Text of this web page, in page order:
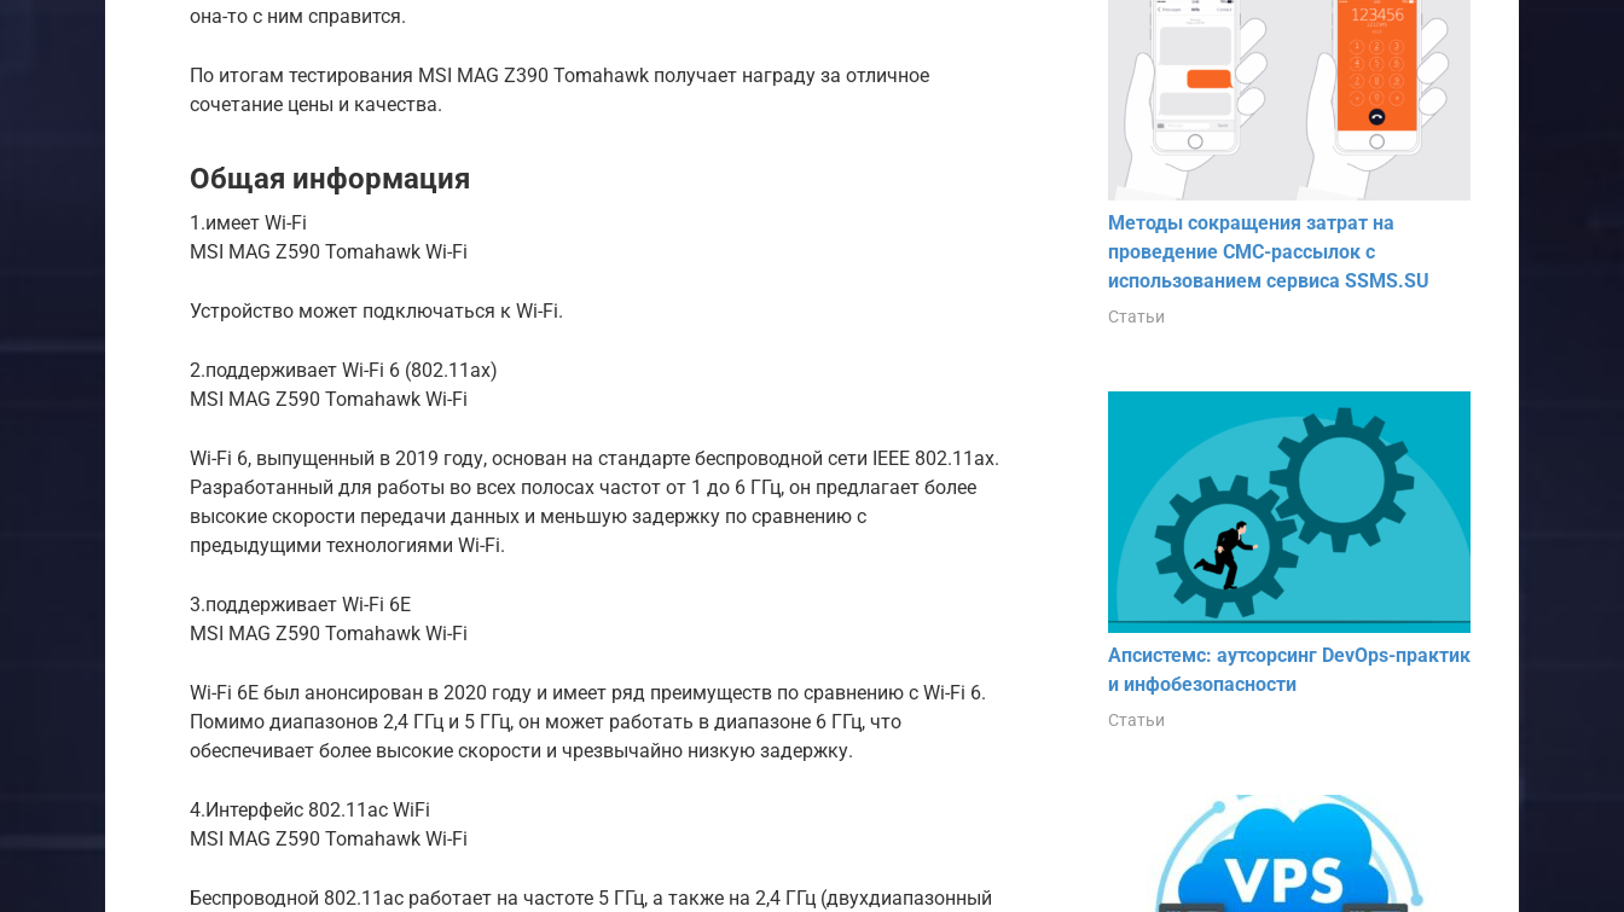
она-то с ним справится.
По итогам тестирования MSI MAG Z390 Tomahawk получает награду за отличное
сочетание цены и качества.
Общая информация
1.имеет Wi-Fi
MSI MAG Z590 Tomahawk Wi-Fi
Устройство может подключаться к Wi-Fi.
2.поддерживает Wi-Fi 6 (802.11ax)
MSI MAG Z590 Tomahawk Wi-Fi
Wi-Fi 6, выпущенный в 2019 году, основан на стандарте беспроводной сети IEEE 802.11ax.
Разработанный для работы во всех полосах частот от 1 до 6 ГГц, он предлагает более
высокие скорости передачи данных и меньшую задержку по сравнению с
предыдущими технологиями Wi-Fi.
3.поддерживает Wi-Fi 6E
MSI MAG Z590 Tomahawk Wi-Fi
Wi-Fi 6E был анонсирован в 2020 году и имеет ряд преимуществ по сравнению с Wi-Fi 6.
Помимо диапазонов 2,4 ГГц и 5 ГГц, он может работать в диапазоне 6 ГГц, что
обеспечивает более высокие скорости и чрезвычайно низкую задержку.
4.Интерфейс 802.11ac WiFi
MSI MAG Z590 Tomahawk Wi-Fi
Беспроводной 802.11ac работает на частоте 5 ГГц, а также на 2,4 ГГц (двухдиапазонный
Методы сокращения затрат на
проведение СМС-рассылок с
использованием сервиса SSMS.SU
Статьи
Апсистемс: аутсорсинг DevOps-практик
и инфобезопасности
Статьи